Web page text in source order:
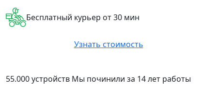
Бесплатный курьер от 30 мин
Узнать стоимость
55.000 устройств Мы починили за 14 лет работы